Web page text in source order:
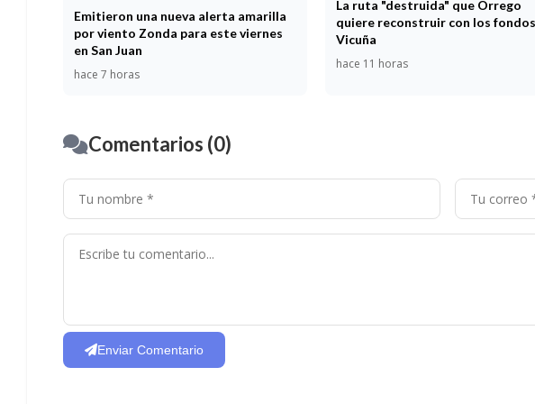
Emitieron una nueva alerta amarilla
por viento Zonda para este viernes
en San Juan
hace 7 horas
La ruta "destruida" que Orrego
quiere reconstruir con los
Vicuña
hace 11 horas
Comentarios (0)
Enviar Comentario